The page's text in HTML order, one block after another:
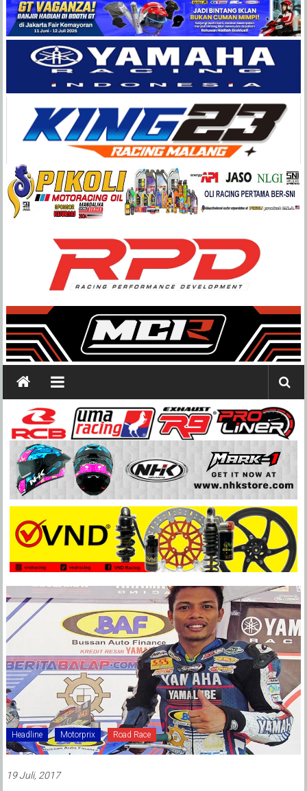
Balap
Paling
Lengkap
Headline Motorprix Road Race
19 Juli, 2017